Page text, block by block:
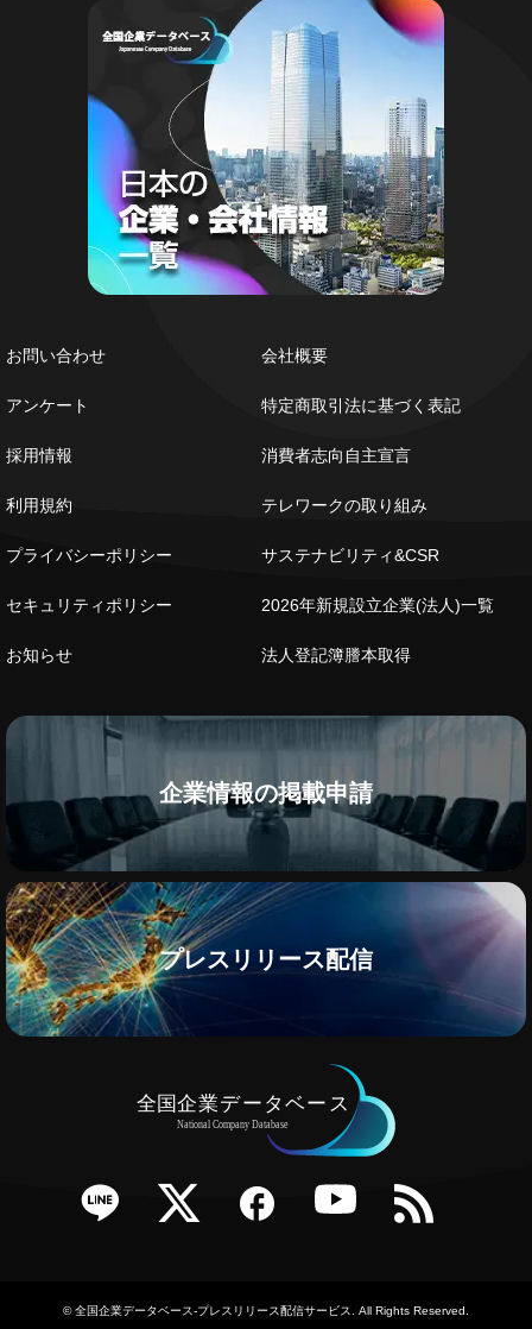
お問い合わせ
アンケート
採用情報
利用規約
プライバシーポリシー
セキュリティポリシー
お知らせ
会社概要
特定商取引法に基づく表記
消費者志向自主宣言
テレワークの取り組み
サステナビリティ&CSR
2026年新規設立企業(法人)一覧
法人登記簿謄本取得
企業情報の掲載申請
プレスリリース配信
Twitter Facebook YouTube RSS
©全国企業データベース-プレスリリース配信サービス. All Rights Reserved.